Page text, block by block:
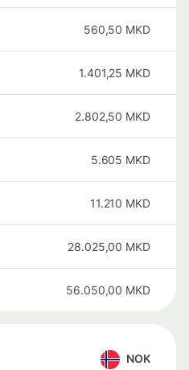
560,50 MKD
1.401,25 MKD
2.802,50 MKD
5.605 MKD
11.210 MKD
28.025,00 MKD
56.050,00 MKD
NOK